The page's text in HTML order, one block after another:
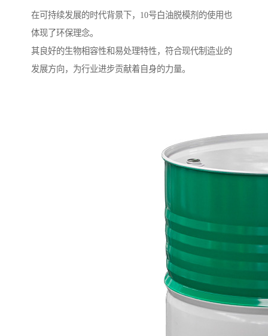
在可持续发展的时代背景下，10号白油脱模剂的使用也
体现了环保理念。
其良好的生物相容性和易处理特性，符合现代制造业的
发展方向，为行业进步贡献着自身的力量。